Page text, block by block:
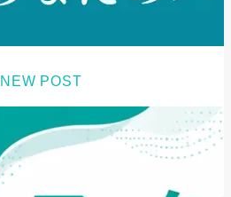
NEW POST